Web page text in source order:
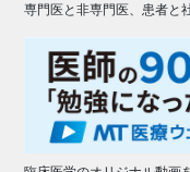
専門医と非専門医、患者と